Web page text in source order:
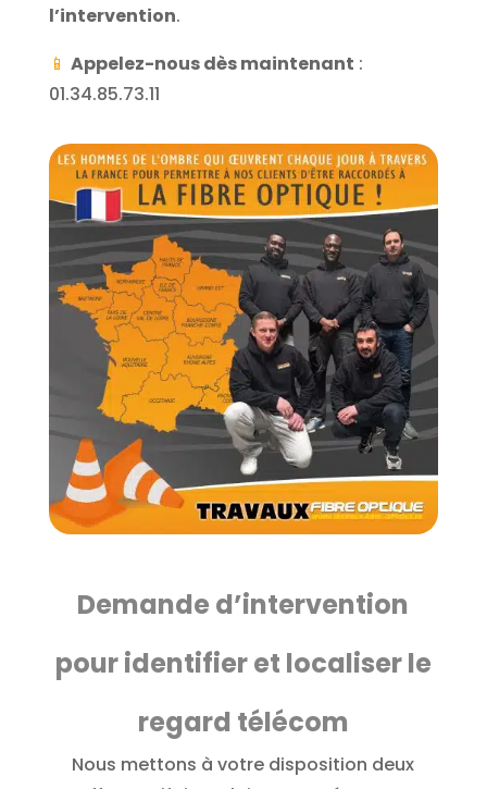
l’intervention.
📱 Appelez-nous dès maintenant :
01.34.85.73.11
Demande d’intervention
pour identifier et localiser le
regard télécom
Nous mettons à votre disposition deux